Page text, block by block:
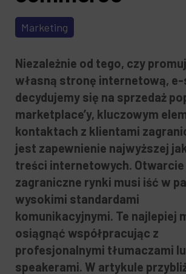
Marketing
Niezależnie od tego, czy
własną stronę internetową,
decydujemy się na sprzedaż
marketplace’y, kluczowym
kontaktach z klientami
jest zapewnienie najwyższej
treści internetowych. Otwarcie
zagraniczne rynki musi iść w
wysokimi standardami
komunikacyjnymi. Te najlepiej
osiągnąć współpracując z
profesjonalnymi tłumaczami
speakerami. W artykule